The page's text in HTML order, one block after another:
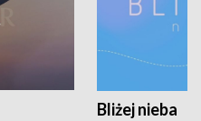
Bliżej nieba